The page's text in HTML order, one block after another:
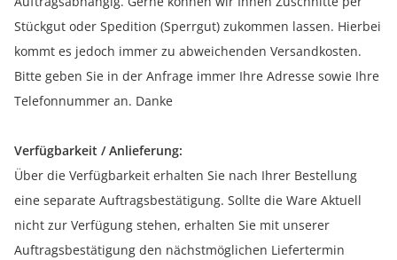
Stückgut oder Spedition (Sperrgut) zukommen lassen. Hierbei
kommt es jedoch immer zu abweichenden Versandkosten.
Bitte geben Sie in der Anfrage immer Ihre Adresse sowie Ihre
Telefonnummer an. Danke
Verfügbarkeit / Anlieferung:
Über die Verfügbarkeit erhalten Sie nach Ihrer Bestellung
eine separate Auftragsbestätigung. Sollte die Ware Aktuell
nicht zur Verfügung stehen, erhalten Sie mit unserer
Auftragsbestätigung den nächstmöglichen Liefertermin